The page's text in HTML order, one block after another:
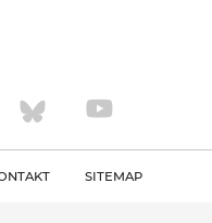
SITEMAP